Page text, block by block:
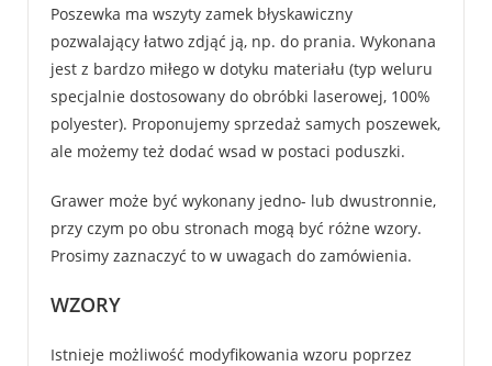
Poszewka ma wszyty zamek błyskawiczny
pozwalający łatwo zdjąć ją, np. do prania. Wykonana
jest z bardzo miłego w dotyku materiału (typ weluru
specjalnie dostosowany do obróbki laserowej, 100%
polyester). Proponujemy sprzedaż samych poszewek,
ale możemy też dodać wsad w postaci poduszki.
Grawer może być wykonany jedno- lub dwustronnie,
przy czym po obu stronach mogą być różne wzory.
Prosimy zaznaczyć to w uwagach do zamówienia.
WZORY
Istnieje możliwość modyfikowania wzoru poprzez